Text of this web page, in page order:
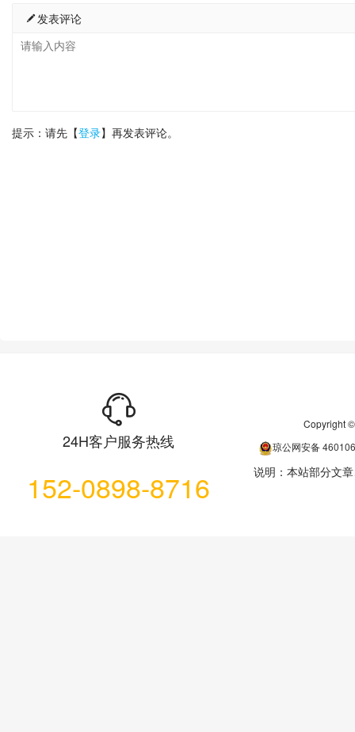
发表评论
提示：请先【登录】再发表评论。
24H客户服务热线
152-0898-8716
Copyright
琼公网安备
说明：本站部分文